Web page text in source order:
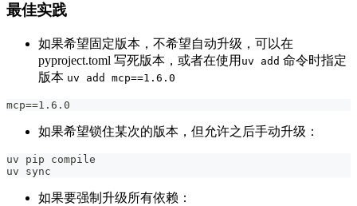
最佳实践
如果希望固定版本，不希望自动升级，可以在
pyproject.toml 写死版本，或者在使用 uv add 命令时指定
版本 uv add mcp==1.6.0
mcp==1.6.0
如果希望锁住某次的版本，但允许之后手动升级：
uv pip compile
uv sync
如果要强制升级所有依赖：